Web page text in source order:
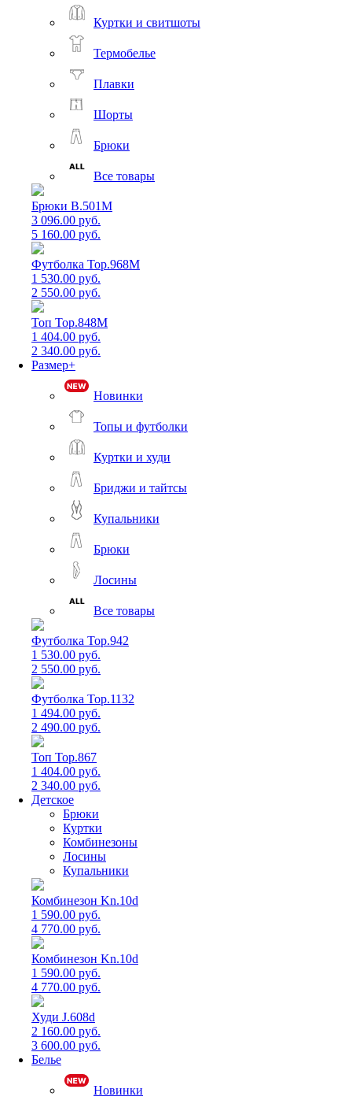
Куртки и свитшоты
Термобелье
Плавки
Шорты
Брюки
Все товары
Брюки B.501M
3 096.00 руб.
5 160.00 руб.
Футболка Top.968M
1 530.00 руб.
2 550.00 руб.
Топ Top.848M
1 404.00 руб.
2 340.00 руб.
Размер+
Новинки
Топы и футболки
Куртки и худи
Бриджи и тайтсы
Купальники
Брюки
Лосины
Все товары
Футболка Top.942
1 530.00 руб.
2 550.00 руб.
Футболка Top.1132
1 494.00 руб.
2 490.00 руб.
Топ Top.867
1 404.00 руб.
2 340.00 руб.
Детское
Брюки
Куртки
Комбинезоны
Лосины
Купальники
Комбинезон Kn.10d
1 590.00 руб.
4 770.00 руб.
Комбинезон Kn.10d
1 590.00 руб.
4 770.00 руб.
Худи J.608d
2 160.00 руб.
3 600.00 руб.
Белье
Новинки